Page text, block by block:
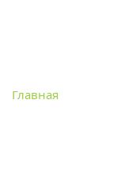
Главная